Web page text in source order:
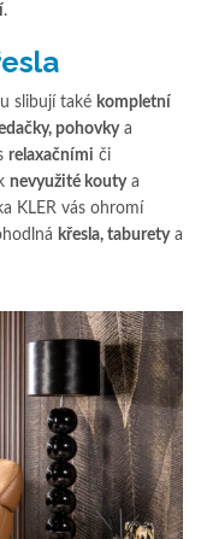
.
slibují také kompletní
pohovkya
relaxačními či
nevyužité koutya
KLER vás ohromí
křesla, taburetya